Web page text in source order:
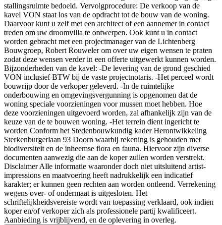
stallingsruimte bedoeld. Vervolgprocedure: De verkoop van de
kavel VON staat los van de opdracht tot de bouw van de woning.
Daarvoor kunt u zelf met een architect of een aannemer in contact
treden om uw droomvilla te ontwerpen. Ook kunt u in contact
worden gebracht met een projectmanager van de Lichtenberg
Bouwgroep, Robert Rouweler om over uw eigen wensen te praten
zodat deze wensen verder in een offerte uitgewerkt kunnen worden.
Bijzonderheden van de kavel: -De levering van de grond geschied
VON inclusief BTW bij de vaste projectnotaris. -Het perceel wordt
bouwrijp door de verkoper geleverd. -In de ruimtelijke
onderbouwing en omgevingsvergunning is opgenomen dat de
woning speciale voorzieningen voor mussen moet hebben. Hoe
deze voorzieningen uitgevoerd worden, zal afhankelijk zijn van de
keuze van de te bouwen woning. -Het terrein dient ingericht te
worden Conform het Stedenbouwkundig kader Herontwikkeling
Sterkenburgerlaan 93 Doorn waarbij rekening is gehouden met
biodiversiteit en de inheemse flora en fauna. Hiervoor zijn diverse
documenten aanwezig die aan de koper zullen worden verstrekt.
Disclaimer Alle informatie waaronder doch niet uitsluitend artist-
impressions en maatvoering heeft nadrukkelijk een indicatief
karakter; er kunnen geen rechten aan worden ontleend. Verrekening
wegens over- of ondermaat is uitgesloten. Het
schriftelijkheidsvereiste wordt van toepassing verklaard, ook indien
koper en/of verkoper zich als professionele partij kwalificeert.
Aanbieding is vrijblijvend, en de oplevering in overleg.